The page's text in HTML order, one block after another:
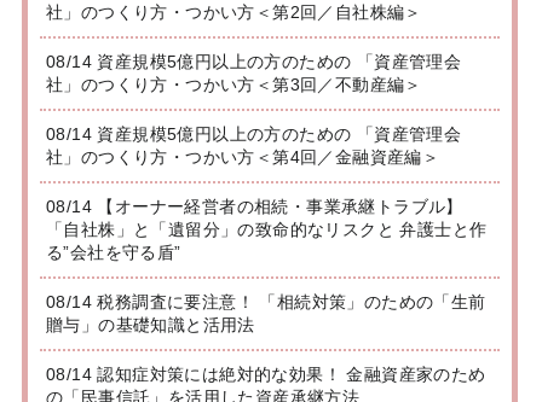
社」のつくり方・つかい方＜第2回／自社株編＞
08/14 資産規模5億円以上の方のための 「資産管理会
社」のつくり方・つかい方＜第3回／不動産編＞
08/14 資産規模5億円以上の方のための 「資産管理会
社」のつくり方・つかい方＜第4回／金融資産編＞
08/14 【オーナー経営者の相続・事業承継トラブル】
「自社株」と「遺留分」の致命的なリスクと 弁護士と作
る”会社を守る盾”
08/14 税務調査に要注意！ 「相続対策」のための「生前
贈与」の基礎知識と活用法
08/14 認知症対策には絶対的な効果！ 金融資産家のため
の「民事信託」を活用した資産承継方法